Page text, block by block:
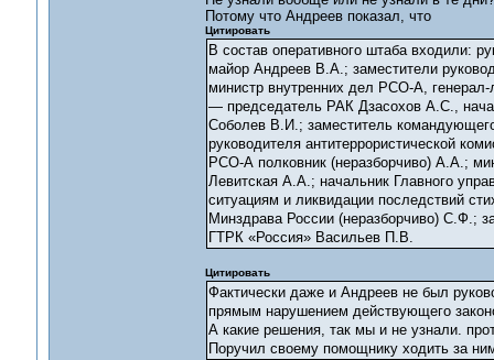
Потому что Андреев показал, что
Цитировать
В состав оперативного штаба входили:
майор Андреев В.А.; заместители
министр внутренних дел РСО-А,
— председатель РАК Дзасохов А.С.,
Соболев В.И.; заместитель
руководителя антитеррористической
РСО-А полковник (неразборчиво) А.А.;
Левитская А.А.; начальник Главного
ситуациям и ликвидации последствий
Минздрава России (неразборчиво) С.Ф.;
ГТРК «Россия» Васильев П.В.
Цитировать
Фактически даже и Андреев не был
прямым нарушением действующего
А какие решения, так мы и не узнали.
Поручил своему помощнику ходить за